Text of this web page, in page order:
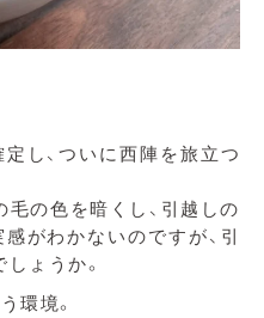
し、ついに西陣を旅立つ
の色を暗くし、引越しの
がわかないのですが、引
ょうか。
環境。